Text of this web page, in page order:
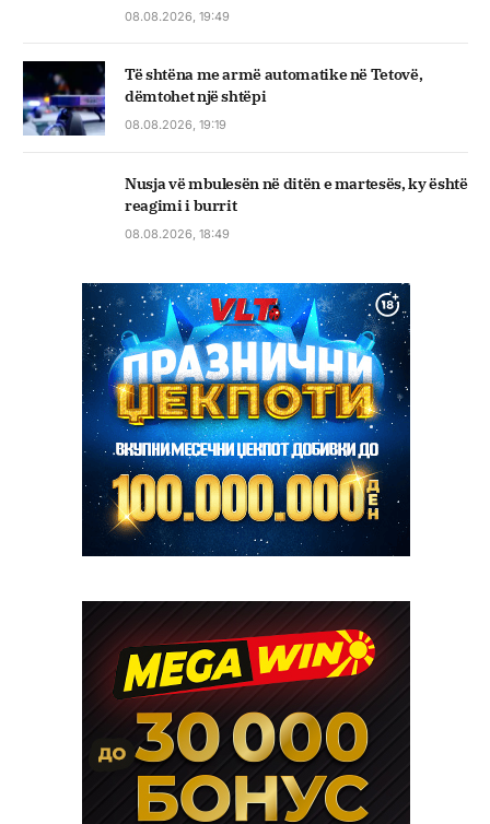
08.08.2026, 19:49
Të shtëna me armë automatike në Tetovë,
dëmtohet një shtëpi
08.08.2026, 19:19
Nusja vë mbulesën në ditën e martesës, ky është
reagimi i burrit
08.08.2026, 18:49